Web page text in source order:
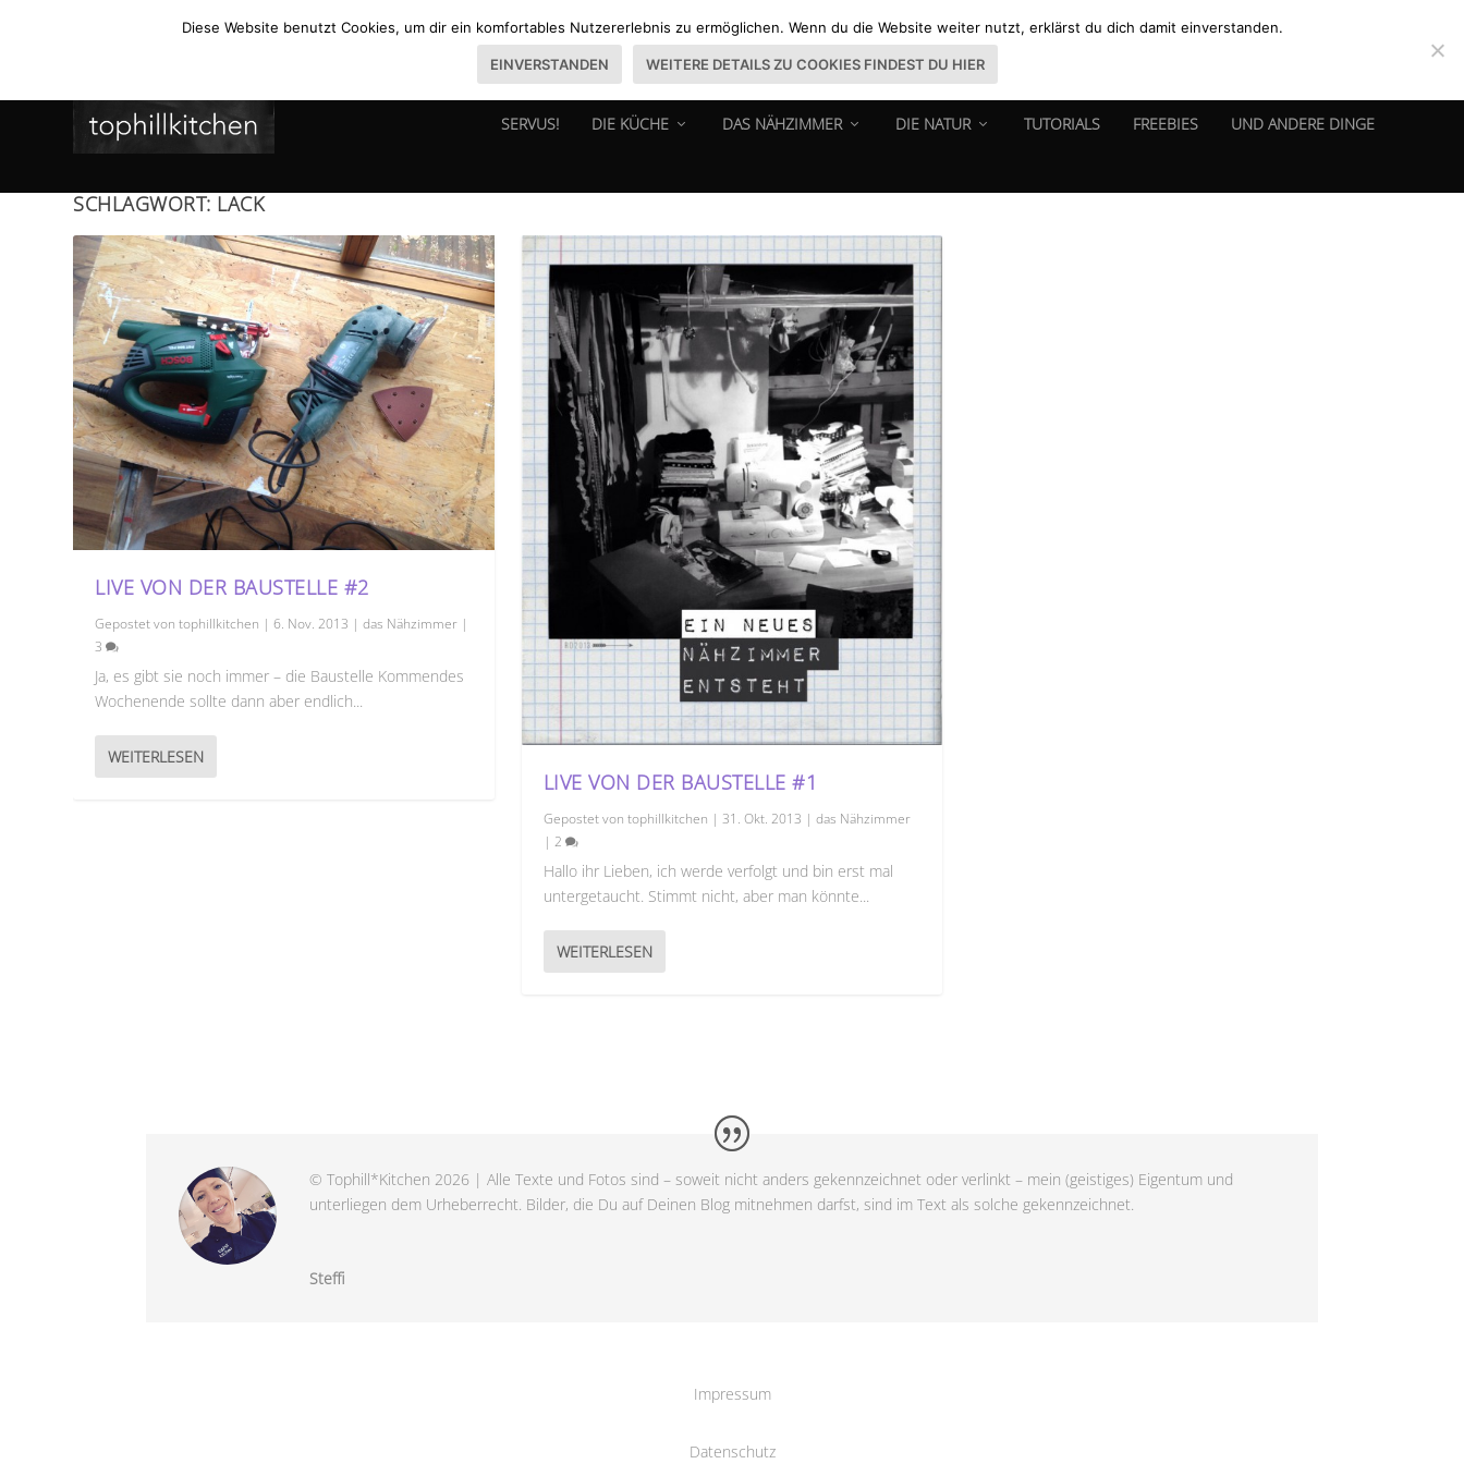
SERVUS! DIE KÜCHE DAS NÄHZIMMER DIE NATUR TUTORIALS FREEBIES UND ANDERE DINGE
SCHLAGWORT: LACK
LIVE VON DER BAUSTELLE #2
Gepostet vontophillkitchen |6. Nov. 2013 |das Nähzimmer |
3
Ja, es gibt sie noch immer – die Baustelle Kommendes
Wochenende sollte dann aber endlich...
WEITERLESEN
LIVE VON DER BAUSTELLE #1
Gepostet von tophillkitchen | 31. Okt. 2013 | das Nähzimmer
| 2
Hallo ihr Lieben, ich werde verfolgt und bin erst mal
untergetaucht. Stimmt nicht, aber man könnte...
WEITERLESEN
© Tophill*Kitchen 2026 | Alle Texte und Fotos sind – soweit nicht anders gekennzeichnet oder verlinkt – mein (geistiges) Eigentum und
unterliegen dem Urheberrecht. Bilder, die Du auf Deinen Blog mitnehmen darfst, sind im Text als solche gekennzeichnet.
Steffi
Impressum
Datenschutz
Diese Website benutzt Cookies, um dir ein komfortables Nutzererlebnis zu ermöglichen. Wenn du die Website weiter nutzt, erklärst du dich damit einverstanden.
EINVERSTANDEN WEITERE DETAILS ZU COOKIES FINDEST DU HIER